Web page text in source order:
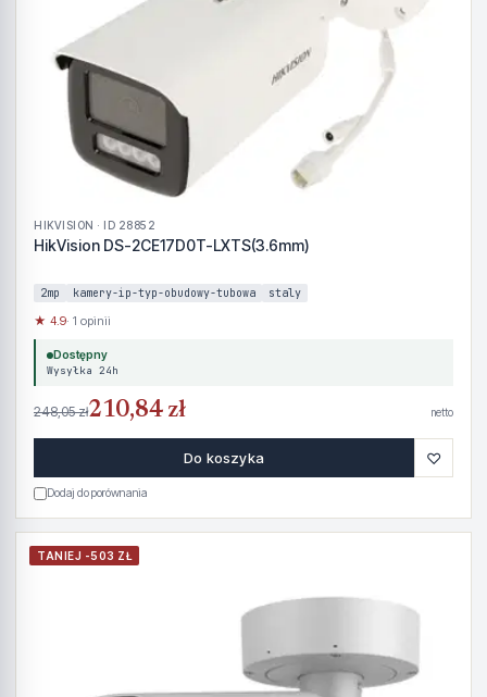
HIKVISION · ID 28852
HikVision DS-2CE17D0T-LXTS(3.6mm)
2mp kamery-ip-typ-obudowy-tubowa staly
★ 4.9· 1 opinii
Dostępny
Wysyłka 24h
248,05 zł210,84 zł netto
Do koszyka ♡
Dodaj do porównania
TANIEJ -503 ZŁ